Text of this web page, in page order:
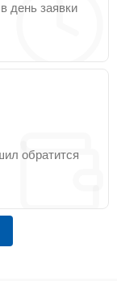
день заявки
обратится